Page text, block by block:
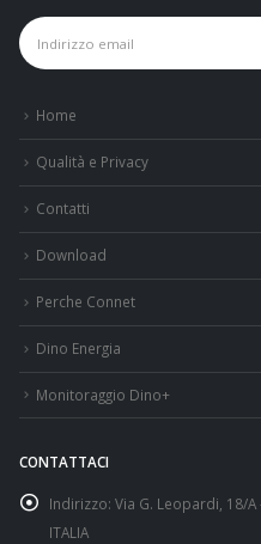
Home
Qualità e Privacy
Contatti
Download
Perche Connet
Dino Energia
Monitoraggio Dino+
CONTATTACI
Indirizzo: Via G. Leopardi, 18/
ITALIA